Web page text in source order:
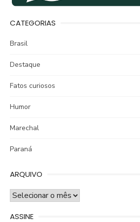
CATEGORIAS
Brasil
Destaque
Fatos curiosos
Humor
Marechal
Paraná
ARQUIVO
ARQUIVO
ASSINE